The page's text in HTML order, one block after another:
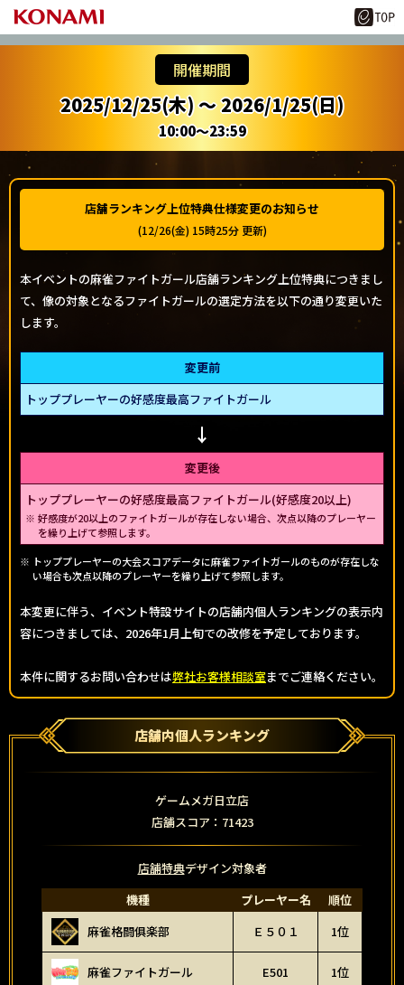
開催期間
2025/12/25(木) ～ 2026/1/25(日)
10:00～23:59
店舗ランキング上位特典仕様変更のお知らせ
(12/26(金) 15時25分 更新)
本イベントの麻雀ファイトガール店舗ランキング上位特典につきまし
て、像の対象となるファイトガールの選定方法を以下の通り変更いた
します。
変更前
トッププレーヤーの好感度最高ファイトガール
変更後
トッププレーヤーの好感度最高ファイトガール(好感度20以上)
好感度が20以上のファイトガールが存在しない場合、次点以降のプレーヤー
を繰り上げて参照します。
トッププレーヤーの大会スコアデータに麻雀ファイトガールのものが存在しな
い場合も次点以降のプレーヤーを繰り上げて参照します。
本変更に伴う、イベント特設サイトの店舗内個人ランキングの表示内
容につきましては、2026年1月上旬での改修を予定しております。
本件に関するお問い合わせは弊社お客様相談室までご連絡ください。
店舗内個人ランキング
ゲームメガ日立店
店舗スコア：71423
店舗特典デザイン対象者
機種
プレーヤー名
順位
麻雀格闘俱楽部
Ｅ５０１ 1位
麻雀ファイトガール E501 1位